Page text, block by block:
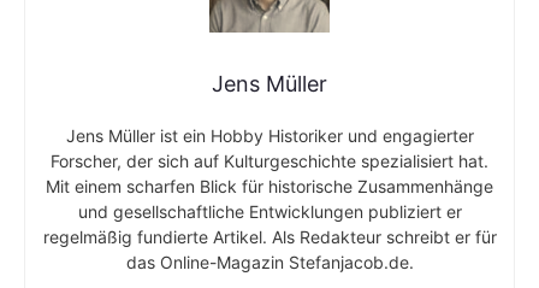
Jens Müller
Jens Müller ist ein Hobby Historiker und engagierter
Forscher, der sich auf Kulturgeschichte spezialisiert hat.
Mit einem scharfen Blick für historische Zusammenhänge
und gesellschaftliche Entwicklungen publiziert er
regelmäßig fundierte Artikel. Als Redakteur schreibt er für
das Online-Magazin Stefanjacob.de.